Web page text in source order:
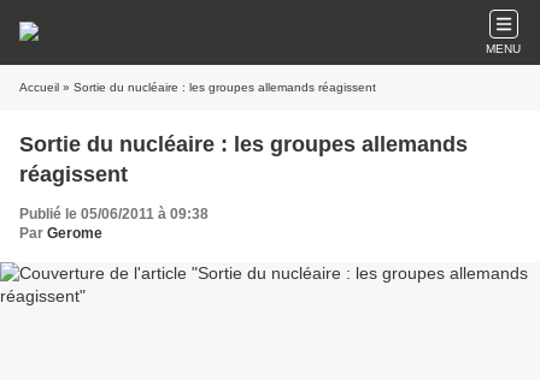
MENU
Accueil » Sortie du nucléaire : les groupes allemands réagissent
Sortie du nucléaire : les groupes allemands
réagissent
Publié le 05/06/2011 à 09:38
Par Gerome